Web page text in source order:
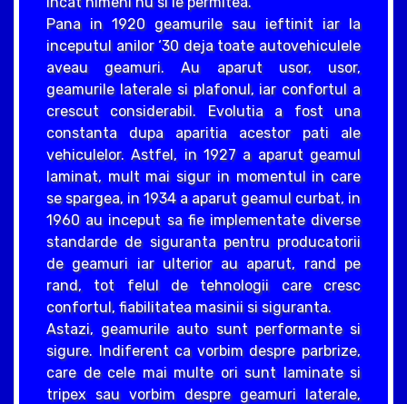
Pana in 1920 geamurile sau ieftinit iar la
inceputul anilor ‘30 deja toate autovehiculele
aveau geamuri. Au aparut usor, usor,
geamurile laterale si plafonul, iar confortul a
crescut considerabil. Evolutia a fost una
constanta dupa aparitia acestor pati ale
vehiculelor. Astfel, in 1927 a aparut geamul
laminat, mult mai sigur in momentul in care
se spargea, in 1934 a aparut geamul curbat, in
1960 au inceput sa fie implementate diverse
standarde de siguranta pentru producatorii
de geamuri iar ulterior au aparut, rand pe
rand, tot felul de tehnologii care cresc
confortul, fiabilitatea masinii si siguranta.
Astazi, geamurile auto sunt performante si
sigure. Indiferent ca vorbim despre parbrize,
care de cele mai multe ori sunt laminate si
tripex sau vorbim despre geamuri laterale,